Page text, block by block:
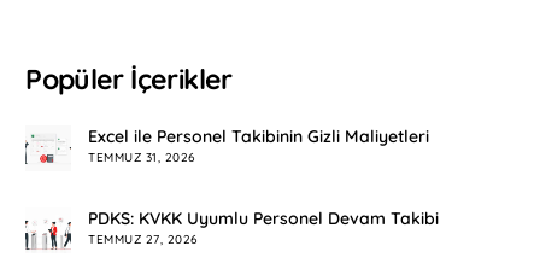
Popüler İçerikler
Excel ile Personel Takibinin Gizli Maliyetleri
TEMMUZ 31, 2026
PDKS: KVKK Uyumlu Personel Devam Takibi
TEMMUZ 27, 2026